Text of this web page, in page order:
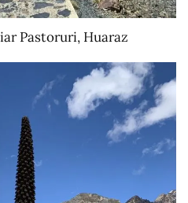
Pastoruri, Huaraz